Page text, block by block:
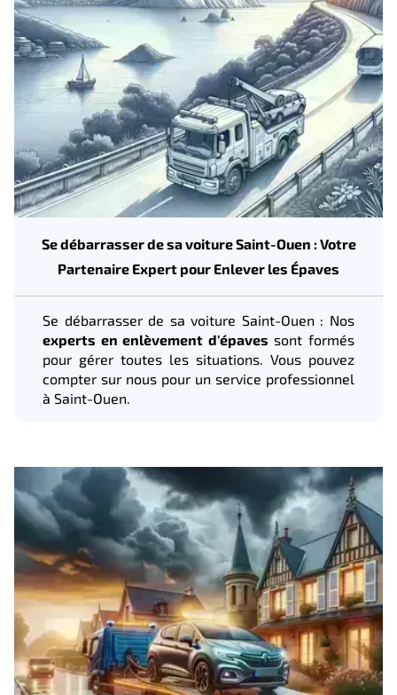
Se débarrasser de sa voiture Saint-Ouen : Votre
Partenaire Expert pour Enlever les Épaves
Se débarrasser de sa voiture Saint-Ouen : Nos
experts en enlèvement d'épaves sont formés
pour gérer toutes les situations. Vous pouvez
compter sur nous pour un service professionnel
à Saint-Ouen.